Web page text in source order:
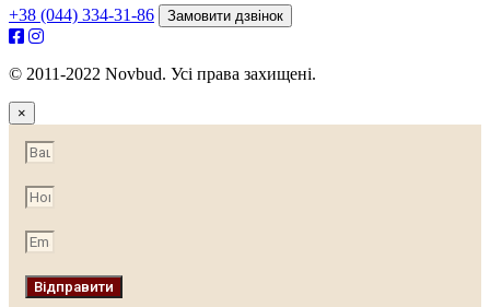
+38 (044) 334-31-86 Замовити дзвінок
© 2011-2022 Novbud. Усі права захищені.
×
Відправити